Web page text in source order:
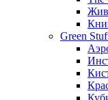
Green